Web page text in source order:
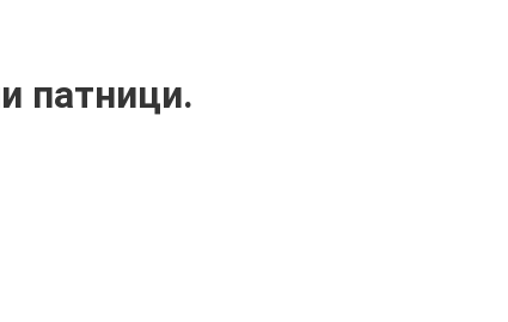
патници.